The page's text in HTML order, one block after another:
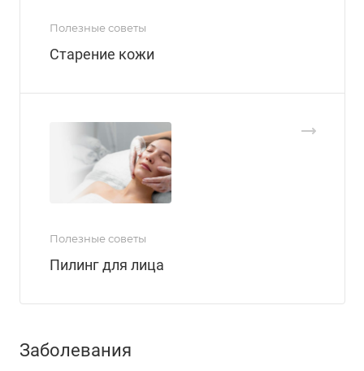
Полезные советы
Старение кожи
Полезные советы
Пилинг для лица
Заболевания